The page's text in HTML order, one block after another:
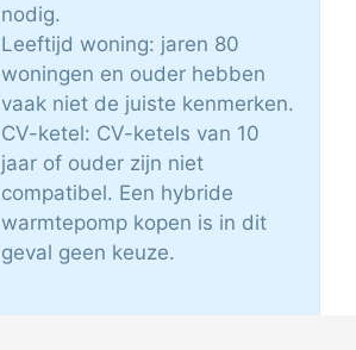
nodig.
Leeftijd woning: jaren 80
woningen en ouder hebben
vaak niet de juiste kenmerken.
CV-ketel: CV-ketels van 10
jaar of ouder zijn niet
compatibel. Een hybride
warmtepomp kopen is in dit
geval geen keuze.